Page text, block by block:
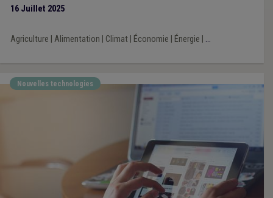
16 Juillet 2025
Agriculture Alimentation Climat| Économie Énergie ...
Nouvelles technologies